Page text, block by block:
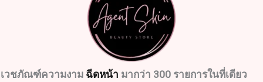
เวชภัณฑ์ความงาม ฉีดหน้า มากว่า 300 รายการในที่เดียว